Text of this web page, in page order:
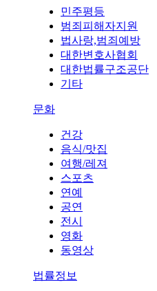
민주평등
범죄피해자지원
법사랑,범죄예방
대한변호사협회
대한법률구조공단
기타
문화
건강
음식/맛집
여행/레져
스포츠
연예
공연
전시
영화
동영상
법률정보